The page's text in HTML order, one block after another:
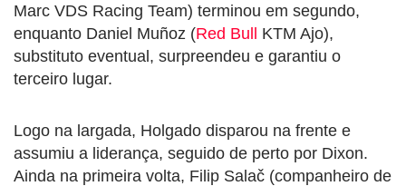
Marc VDS Racing Team) terminou em segundo,
enquanto Daniel Muñoz (Red Bull KTM Ajo),
substituto eventual, surpreendeu e garantiu o
terceiro lugar.
Logo na largada, Holgado disparou na frente e
assumiu a liderança, seguido de perto por Dixon.
Ainda na primeira volta, Filip Salač (companheiro de